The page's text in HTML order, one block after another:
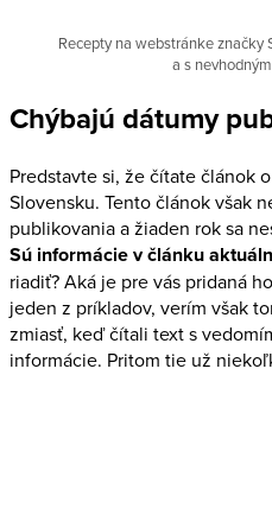
Recepty na webstránke značky
a s
Chýbajú dátumy
Predstavte si, že čítate článok
Slovensku. Tento článok však
publikovania a žiaden rok sa
Sú informácie v článku
riadiť? Aká je pre vás pridaná
jeden z príkladov, verím však
zmiasť, keď čítali text s
informácie. Pritom tie už